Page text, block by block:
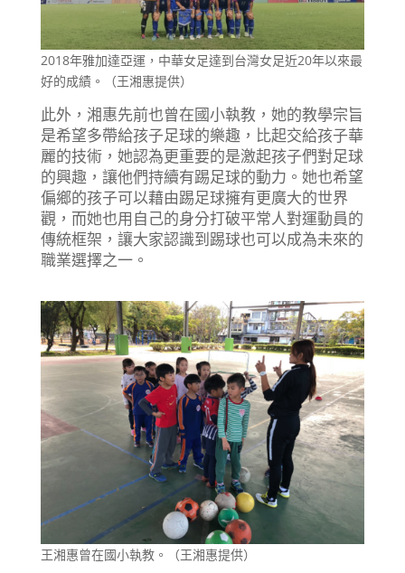
2018年雅加達亞運，中華女足達到台灣女足近20年以來最
好的成績。（王湘惠提供）
此外，湘惠先前也曾在國小執教，她的教學宗旨
是希望多帶給孩子足球的樂趣，比起交給孩子華
麗的技術，她認為更重要的是激起孩子們對足球
的興趣，讓他們持續有踢足球的動力。她也希望
偏鄉的孩子可以藉由踢足球擁有更廣大的世界
觀，而她也用自己的身分打破平常人對運動員的
傳統框架，讓大家認識到踢球也可以成為未來的
職業選擇之一。
王湘惠曾在國小執教。（王湘惠提供）